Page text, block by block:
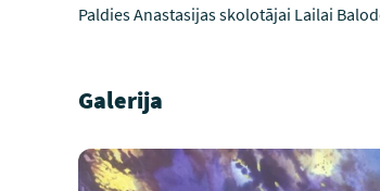
Paldies Anastasijas skolotājai Lailai
Galerija